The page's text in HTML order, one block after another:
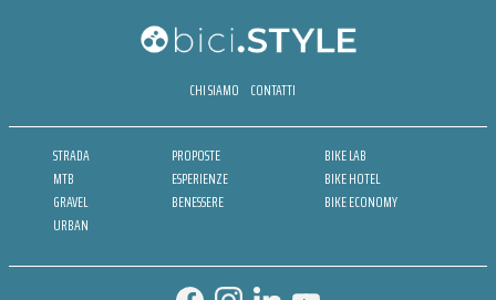
CHI SIAMO CONTATTI
STRADA
MTB
GRAVEL
URBAN
PROPOSTE
ESPERIENZE
BENESSERE
BIKE LAB
BIKE HOTEL
BIKE ECONOMY